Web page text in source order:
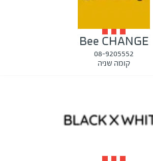
Bee CHANGE
08-9205552
קומה שניה